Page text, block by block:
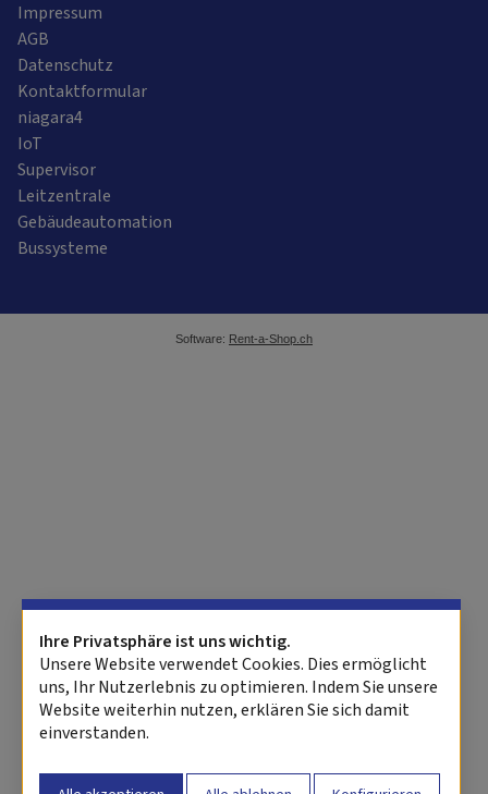
Impressum
AGB
Datenschutz
Kontaktformular
niagara4
IoT
Supervisor
Leitzentrale
Gebäudeautomation
Bussysteme
Software: Rent-a-Shop.ch
Ihre Privatsphäre ist uns wichtig.
Unsere Website verwendet Cookies. Dies ermöglicht
uns, Ihr Nutzerlebnis zu optimieren. Indem Sie unsere
Website weiterhin nutzen, erklären Sie sich damit
einverstanden.